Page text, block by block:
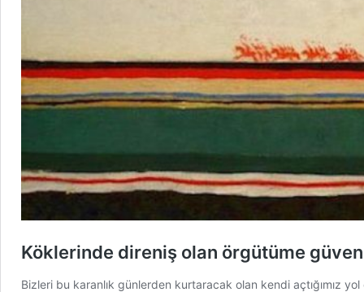
Köklerinde direniş olan örgütüme
Bizleri bu karanlık günlerden kurtaracak olan kendi açtığımız